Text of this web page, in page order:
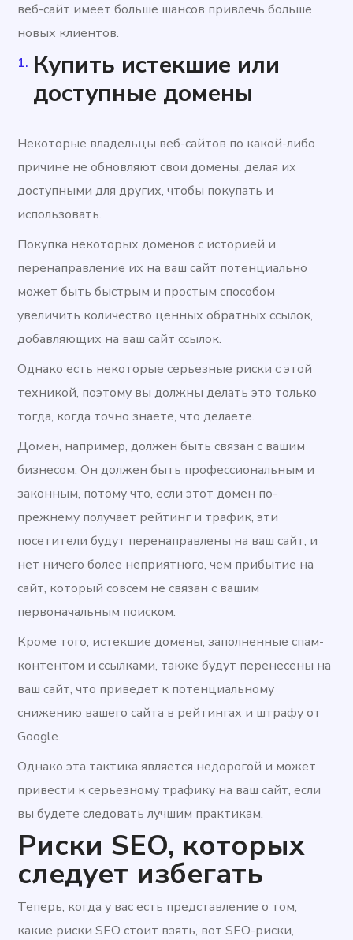
веб-сайт имеет больше шансов привлечь больше
новых клиентов.
Купить истекшие или
доступные домены
Некоторые владельцы веб-сайтов по какой-либо
причине не обновляют свои домены, делая их
доступными для других, чтобы покупать и
использовать.
Покупка некоторых доменов с историей и
перенаправление их на ваш сайт потенциально
может быть быстрым и простым способом
увеличить количество ценных обратных ссылок,
добавляющих на ваш сайт ссылок.
Однако есть некоторые серьезные риски с этой
техникой, поэтому вы должны делать это только
тогда, когда точно знаете, что делаете.
Домен, например, должен быть связан с вашим
бизнесом. Он должен быть профессиональным и
законным, потому что, если этот домен по-
прежнему получает рейтинг и трафик, эти
посетители будут перенаправлены на ваш сайт, и
нет ничего более неприятного, чем прибытие на
сайт, который совсем не связан с вашим
первоначальным поиском.
Кроме того, истекшие домены, заполненные спам-
контентом и ссылками, также будут перенесены на
ваш сайт, что приведет к потенциальному
снижению вашего сайта в рейтингах и штрафу от
Google.
Однако эта тактика является недорогой и может
привести к серьезному трафику на ваш сайт, если
вы будете следовать лучшим практикам.
Риски SEO, которых
следует избегать
Теперь, когда у вас есть представление о том,
какие риски SEO стоит взять, вот SEO-риски,